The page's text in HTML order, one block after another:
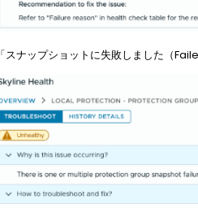
「スナップショットに失敗しました（